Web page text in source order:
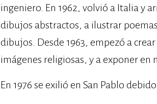
ingeniero. En 1962, volvió a Italia y
dibujos abstractos, a ilustrar
dibujos. Desde 1963, empezó a
imágenes religiosas, y a exponer en
En 1976 se exilió en San Pablo